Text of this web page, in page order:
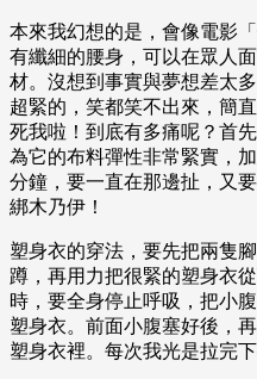
本來我幻想的是，會像電影
有纖細的腰身，可以在眾人
材。沒想到事實與夢想差太
超緊的，笑都笑不出來，簡
死我啦！到底有多痛呢？首
為它的布料彈性非常緊實，
分鐘，要一直在那邊扯，又
綁木乃伊！
塑身衣的穿法，要先把兩隻
蹲，再用力把很緊的塑身衣
時，要全身停止呼吸，把小
塑身衣。前面小腹塞好後，
塑身衣裡。每次我光是拉完